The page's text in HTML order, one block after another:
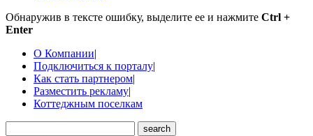
Обнаружив в тексте ошибку, выделите ее и нажмите Ctrl +
Enter
О Компании|
Подключиться к порталу|
Как стать партнером|
Разместить рекламу|
Коттеджным поселкам